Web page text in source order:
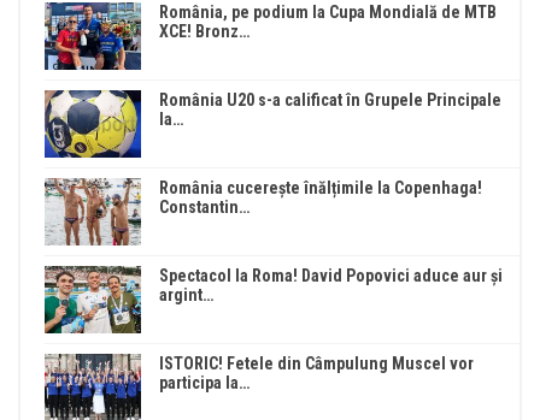
România, pe podium la Cupa Mondială de MTB
XCE! Bronz…
România U20 s-a calificat în Grupele Principale
la…
România cucerește înălțimile la Copenhaga!
Constantin…
Spectacol la Roma! David Popovici aduce aur și
argint…
ISTORIC! Fetele din Câmpulung Muscel vor
participa la…